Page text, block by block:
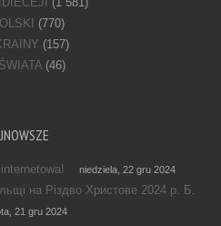
(770)
(157)
(46)
niedziela, 22 gru 2024
на Різдво Христове 2024 р. Б.
21 gru 2024